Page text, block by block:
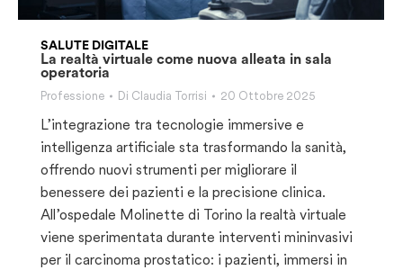
SALUTE DIGITALE
La realtà virtuale come nuova alleata in sala
operatoria
Professione Di Claudia Torrisi 20 Ottobre 2025
L’integrazione tra tecnologie immersive e
intelligenza artificiale sta trasformando la sanità,
offrendo nuovi strumenti per migliorare il
benessere dei pazienti e la precisione clinica.
All’ospedale Molinette di Torino la realtà virtuale
viene sperimentata durante interventi mininvasivi
per il carcinoma prostatico: i pazienti, immersi in